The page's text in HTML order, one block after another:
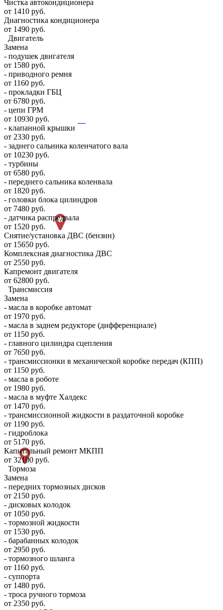
Чистка автокондиционера
от 1410 руб.
Диагностика кондиционера
от 1490 руб.
Двигатель
Замена
- подушек двигателя
от 1580 руб.
- приводного ремня
от 1160 руб.
- прокладки ГБЦ
от 6780 руб.
- цепи ГРМ
от 10930 руб.
- клапанной крышки
от 2330 руб.
- заднего сальника коленчатого вала
от 10230 руб.
- турбины
от 6580 руб.
- переднего сальника коленвала
от 1820 руб.
- головки блока цилиндров
от 7480 руб.
- датчика распредвала
от 1520 руб.
Снятие/установка ДВС (бензин)
от 15650 руб.
Комплексная диагностика ДВС
от 2550 руб.
Капремонт двигателя
от 62800 руб.
Трансмиссия
Замена
- масла в коробке автомат
от 1970 руб.
- масла в заднем редукторе (дифференциале)
от 1150 руб.
- главного цилиндра сцепления
от 7650 руб.
- трансмиссионки в механической коробке передач (КПП)
от 1150 руб.
- масла в роботе
от 1980 руб.
- масла в муфте Халдекс
от 1470 руб.
- трансмиссионной жидкости в раздаточной коробке
от 1190 руб.
- гидроблока
от 5170 руб.
Капитальный ремонт МКПП
от 32100 руб.
Тормоза
Замена
- передних тормозных дисков
от 2150 руб.
- дисковых колодок
от 1050 руб.
- тормозной жидкости
от 1530 руб.
- барабанных колодок
от 2950 руб.
- тормозного шланга
от 1160 руб.
- суппорта
от 1480 руб.
- троса ручного тормоза
от 2350 руб.